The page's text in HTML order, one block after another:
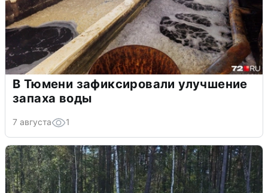
В Тюмени зафиксировали улучшение
запаха воды
7 августа 1